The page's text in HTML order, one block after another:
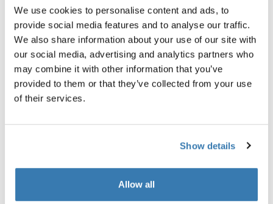
We use cookies to personalise content and ads, to
provide social media features and to analyse our traffic.
We also share information about your use of our site with
our social media, advertising and analytics partners who
may combine it with other information that you’ve
provided to them or that they’ve collected from your use
of their services.
Show details
Allow all
Toggle features
Alle funksjoner
Toggle techspec
Tekniske spesifikasjoner
Toggle guides and instructions
Instruksjoner